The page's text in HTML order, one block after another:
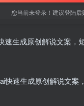
您当前未登录！建议登陆
速生成原创解说文案，